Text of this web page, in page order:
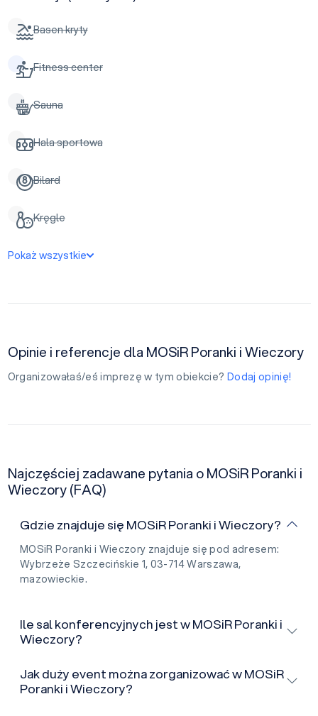
Basen kryty
Fitness center
Sauna
Hala sportowa
Bilard
Kręgle
Pokaż wszystkie
Opinie i referencje dla MOSiR Poranki i Wieczory
Organizowałaś/eś imprezę w tym obiekcie? Dodaj opinię!
Najczęściej zadawane pytania o MOSiR Poranki i
Wieczory (FAQ)
Gdzie znajduje się MOSiR Poranki i Wieczory?
MOSiR Poranki i Wieczory znajduje się pod adresem:
Wybrzeże Szczecińskie 1, 03-714 Warszawa,
mazowieckie.
Ile sal konferencyjnych jest w MOSiR Poranki i
Wieczory?
Jak duży event można zorganizować w MOSiR
Poranki i Wieczory?